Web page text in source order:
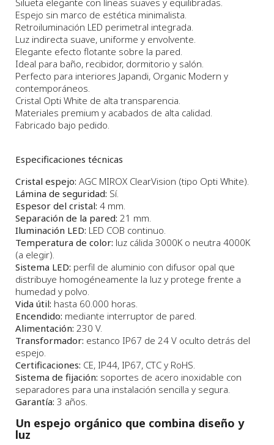
Silueta elegante con líneas suaves y equilibradas.
Espejo sin marco de estética minimalista.
Retroiluminación LED perimetral integrada.
Luz indirecta suave, uniforme y envolvente.
Elegante efecto flotante sobre la pared.
Ideal para baño, recibidor, dormitorio y salón.
Perfecto para interiores Japandi, Organic Modern y
contemporáneos.
Cristal Opti White de alta transparencia.
Materiales premium y acabados de alta calidad.
Fabricado bajo pedido.
Especificaciones técnicas
Cristal espejo: AGC MIROX ClearVision (tipo Opti White).
Lámina de seguridad: Sí.
Espesor del cristal: 4 mm.
Separación de la pared: 21 mm.
Iluminación LED: LED COB continuo.
Temperatura de color: luz cálida 3000K o neutra 4000K
(a elegir).
Sistema LED: perfil de aluminio con difusor opal que
distribuye homogéneamente la luz y protege frente a
humedad y polvo.
Vida útil: hasta 60.000 horas.
Encendido: mediante interruptor de pared.
Alimentación: 230 V.
Transformador: estanco IP67 de 24 V oculto detrás del
espejo.
Certificaciones: CE, IP44, IP67, CTC y RoHS.
Sistema de fijación: soportes de acero inoxidable con
separadores para una instalación sencilla y segura.
Garantía: 3 años.
Un espejo orgánico que combina diseño y
luz